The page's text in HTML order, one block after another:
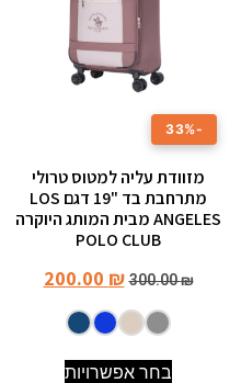
-33%
מזוודת עליה למטוס טרולי
מתרחבת בד "19 דגם LOS
ANGELES מבית המותג היוקרה
POLO CLUB
300.00₪
200.00 ₪
בחר אפשרויות